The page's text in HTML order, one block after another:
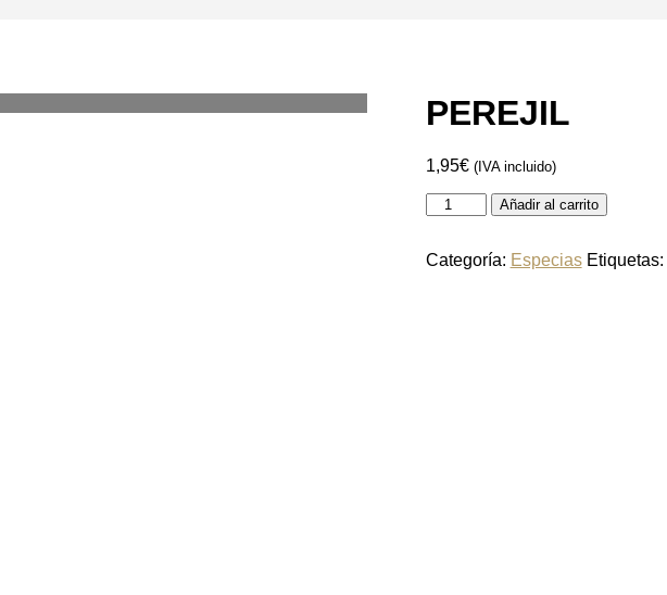
PEREJIL
1,95€ (IVA incluido)
PEREJIL
cantidad
Añadir al carrito
Categoría: Especias Etiquetas: